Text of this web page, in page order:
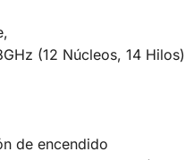
(12 Núcleos, 14 Hilos)
de encendido